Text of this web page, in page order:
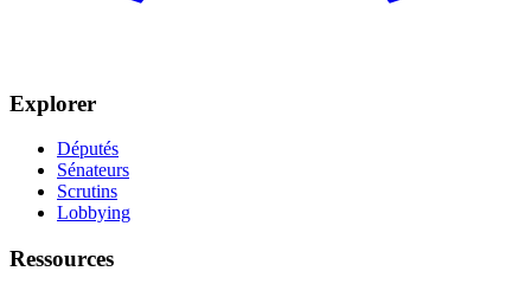
Explorer
Députés
Sénateurs
Scrutins
Lobbying
Ressources